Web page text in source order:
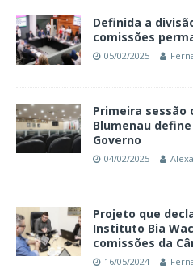
Definida a
comissões
05/02/2025
Primeira sessão
Blumenau
Governo
04/02/2025
Projeto que
Instituto Bia
comissões da
16/05/2024